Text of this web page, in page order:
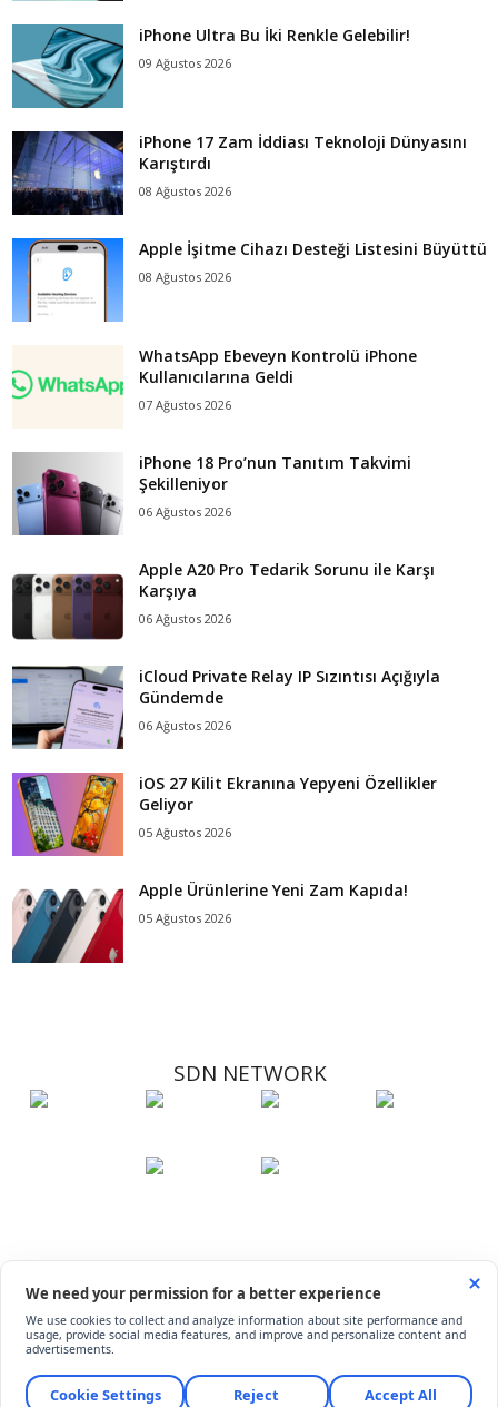
iPhone Ultra Bu İki Renkle Gelebilir!
09 Ağustos 2026
iPhone 17 Zam İddiası Teknoloji Dünyasını
Karıştırdı
08 Ağustos 2026
Apple İşitme Cihazı Desteği Listesini Büyüttü
08 Ağustos 2026
WhatsApp Ebeveyn Kontrolü iPhone
Kullanıcılarına Geldi
07 Ağustos 2026
iPhone 18 Pro’nun Tanıtım Takvimi
Şekilleniyor
06 Ağustos 2026
Apple A20 Pro Tedarik Sorunu ile Karşı
Karşıya
06 Ağustos 2026
iCloud Private Relay IP Sızıntısı Açığıyla
Gündemde
06 Ağustos 2026
iOS 27 Kilit Ekranına Yepyeni Özellikler
Geliyor
05 Ağustos 2026
Apple Ürünlerine Yeni Zam Kapıda!
05 Ağustos 2026
SDN NETWORK